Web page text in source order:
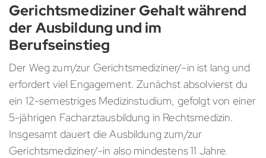
Gerichtsmediziner Gehalt während
der Ausbildung und im
Berufseinstieg
Der Weg zum/zur Gerichtsmediziner/-in ist lang und
erfordert viel Engagement. Zunächst absolvierst du
ein 12-semestriges Medizinstudium, gefolgt von einer
5-jährigen Facharztausbildung in Rechtsmedizin.
Insgesamt dauert die Ausbildung zum/zur
Gerichtsmediziner/-in also mindestens 11 Jahre.